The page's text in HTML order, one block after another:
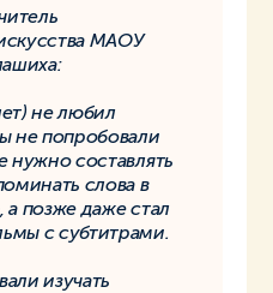
МАОУ
не любил
не попробовали
нужно составлять
слова в
а позже даже стал
с субтитрами.
изучать